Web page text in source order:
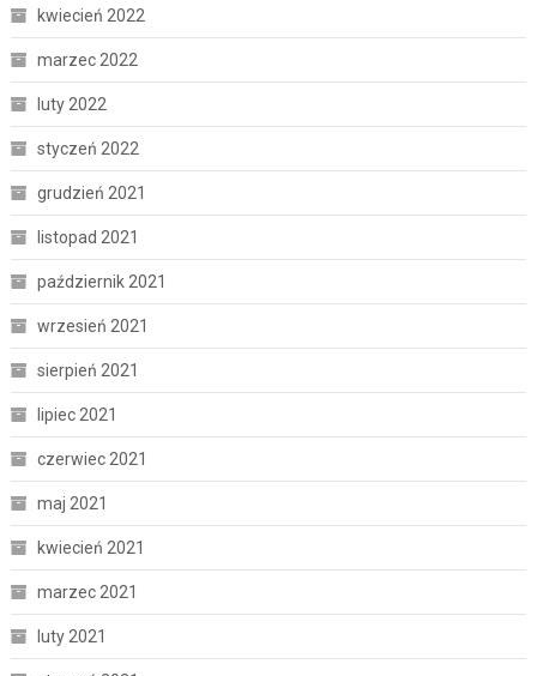
kwiecień 2022
marzec 2022
luty 2022
styczeń 2022
grudzień 2021
listopad 2021
październik 2021
wrzesień 2021
sierpień 2021
lipiec 2021
czerwiec 2021
maj 2021
kwiecień 2021
marzec 2021
luty 2021